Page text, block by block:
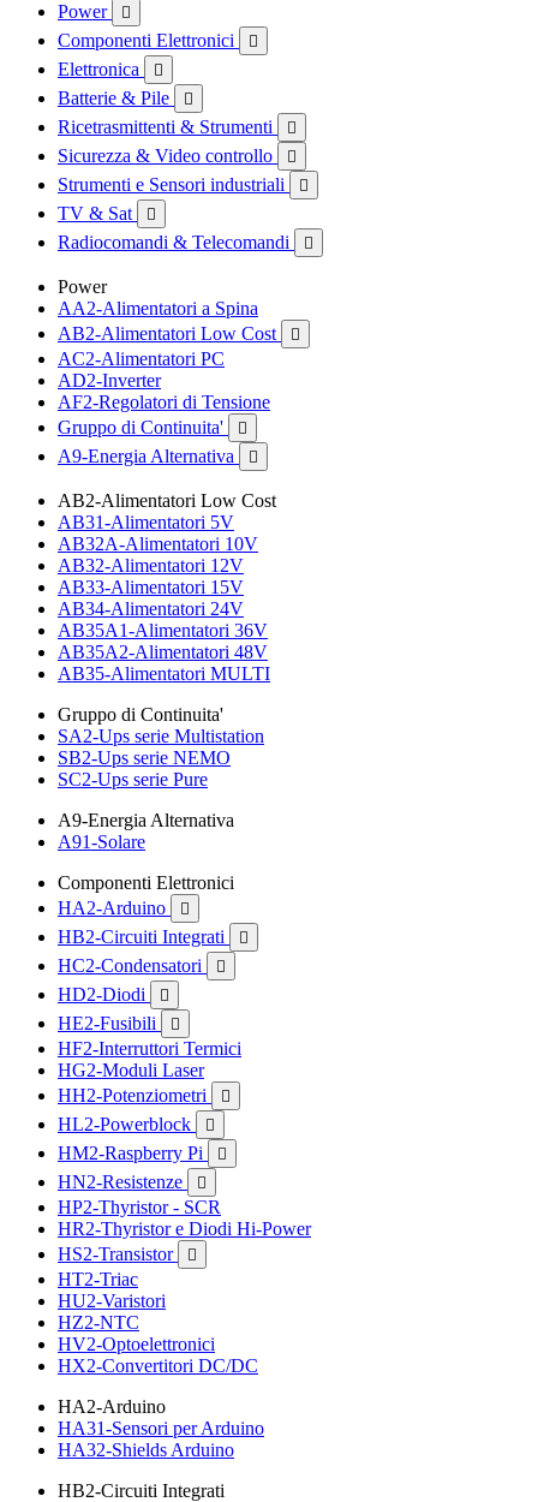
Power

Componenti Elettronici 
Elettronica 
Batterie & Pile 
Ricetrasmittenti & Strumenti 
Sicurezza & Video controllo 
Strumenti e Sensori industriali 
TV & Sat 
Radiocomandi & Telecomandi 
Power
AA2-Alimentatori a Spina
AB2-Alimentatori Low Cost

AC2-Alimentatori PC
AD2-Inverter
AF2-Regolatori di Tensione
Gruppo di Continuita'

A9-Energia Alternativa 
AB2-Alimentatori Low Cost
AB31-Alimentatori 5V
AB32A-Alimentatori 10V
AB32-Alimentatori 12V
AB33-Alimentatori 15V
AB34-Alimentatori 24V
AB35A1-Alimentatori 36V
AB35A2-Alimentatori 48V
AB35-Alimentatori MULTI
Gruppo di Continuita'
SA2-Ups serie Multistation
SB2-Ups serie NEMO
SC2-Ups serie Pure
A9-Energia Alternativa
A91-Solare
Componenti Elettronici
HA2-Arduino

HB2-Circuiti Integrati 
HC2-Condensatori 
HD2-Diodi 
HE2-Fusibili 
HF2-Interruttori Termici
HG2-Moduli Laser
HH2-Potenziometri

HL2-Powerblock 
HM2-Raspberry Pi 
HN2-Resistenze 
HP2-Thyristor - SCR
HR2-Thyristor e Diodi Hi-Power
HS2-Transistor

HT2-Triac
HU2-Varistori
HZ2-NTC
HV2-Optoelettronici
HX2-Convertitori DC/DC
HA2-Arduino
HA31-Sensori per Arduino
HA32-Shields Arduino
HB2-Circuiti Integrati